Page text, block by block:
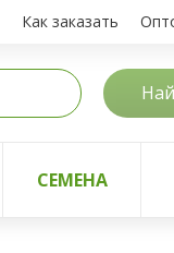
Как заказать
СЕМЕНА